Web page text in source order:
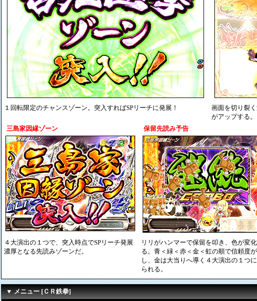
１回転限定のチャンスゾーン。突入すればSPリーチに発展！
画面を切り裂
がアップする。
三島家因縁ゾーン
保留先読み予告
４大演出の１つで、突入時点でSPリーチ発展
濃厚となる先読みゾーンだ。
リリがハンマーで保留を叩き、色が変
る。青＜緑＜赤＜金＜虹の順で信頼度
し、金は大当りへ導く４大演出の１つに
られる。
▼ メニュー [ＣＲ鉄拳]